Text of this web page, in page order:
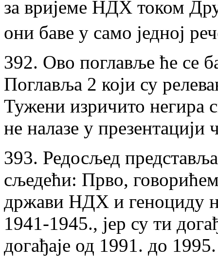
за вријеме НДХ током
они баве у само једној
392. Ово поглавље ће се
Поглавља 2 који су
Тужени изричито негира
не налазе у
393. Редосљед
сљедећи: Прво,
држави НДХ и геноциду
1941-1945., јер су ти
догађаје од 1991. до 1995.